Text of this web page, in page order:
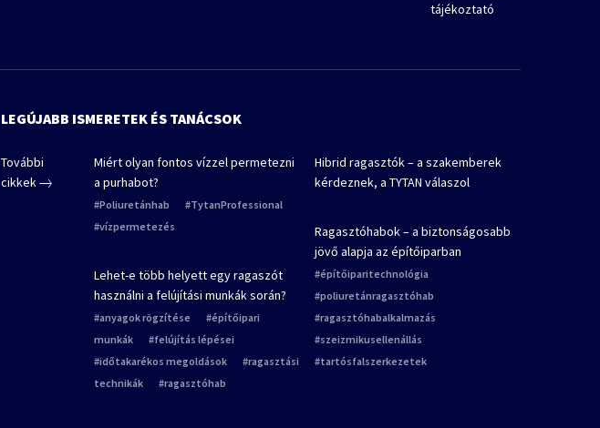
tájékoztató
LEGÚJABB ISMERETEK ÉS TANÁCSOK
További
cikkek
Miért olyan fontos vízzel permetezni
a purhabot?
Poliuretánhab
TytanProfessional
vízpermetezés
Lehet-e több helyett egy ragaszót
használni a felújítási munkák során?
anyagok rögzítése
építőipari
munkák
felújítás lépései
időtakarékos megoldások
ragasztási
technikák
ragasztóhab
Hibrid ragasztók – a szakemberek
kérdeznek, a TYTAN válaszol
Ragasztóhabok – a biztonságosabb
jövő alapja az építőiparban
építőiparitechnológia
poliuretánragasztóhab
ragasztóhabalkalmazás
szeizmikusellenállás
tartósfalszerkezetek